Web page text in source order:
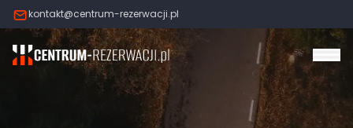
kontakt@centrum-rezerwacji.pl